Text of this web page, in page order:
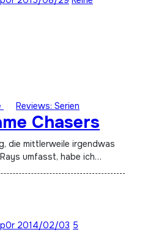
Reviews: Serien
Chasers
umfasst, habe ich…
2014/02/03 5